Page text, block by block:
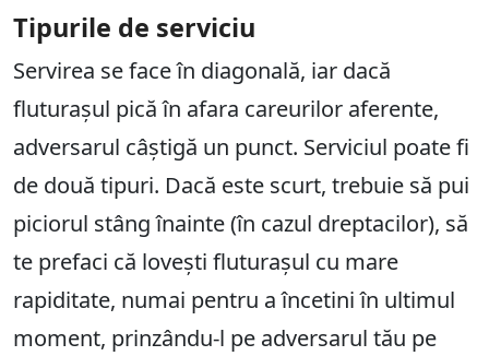
Tipurile de serviciu
Servirea se face în diagonală, iar dacă
fluturașul pică în afara careurilor aferente,
adversarul câștigă un punct. Serviciul poate fi
de două tipuri. Dacă este scurt, trebuie să pui
piciorul stâng înainte (în cazul dreptacilor), să
te prefaci că lovești fluturașul cu mare
rapiditate, numai pentru a încetini în ultimul
moment, prinzându-l pe adversarul tău pe